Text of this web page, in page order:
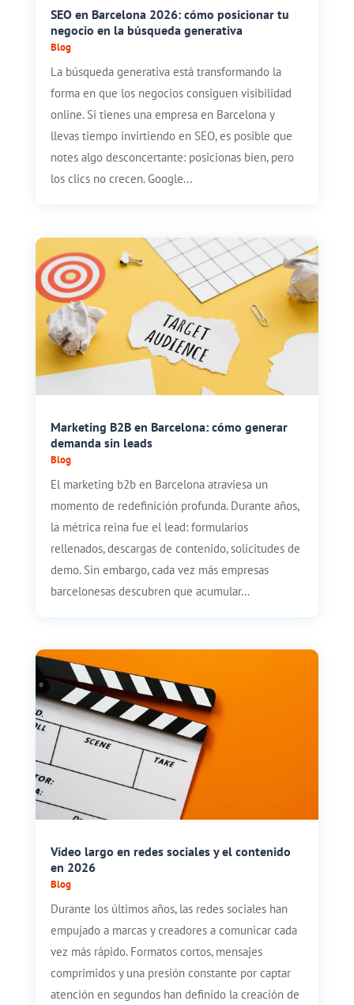
SEO en Barcelona 2026: cómo posicionar tu
negocio en la búsqueda generativa
Blog
La búsqueda generativa está transformando la
forma en que los negocios consiguen visibilidad
online. Si tienes una empresa en Barcelona y
llevas tiempo invirtiendo en SEO, es posible que
notes algo desconcertante: posicionas bien, pero
los clics no crecen. Google...
Marketing B2B en Barcelona: cómo generar
demanda sin leads
Blog
El marketing b2b en Barcelona atraviesa un
momento de redefinición profunda. Durante años,
la métrica reina fue el lead: formularios
rellenados, descargas de contenido, solicitudes de
demo. Sin embargo, cada vez más empresas
barcelonesas descubren que acumular...
Vídeo largo en redes sociales y el contenido
en 2026
Blog
Durante los últimos años, las redes sociales han
empujado a marcas y creadores a comunicar cada
vez más rápido. Formatos cortos, mensajes
comprimidos y una presión constante por captar
atención en segundos han definido la creación de